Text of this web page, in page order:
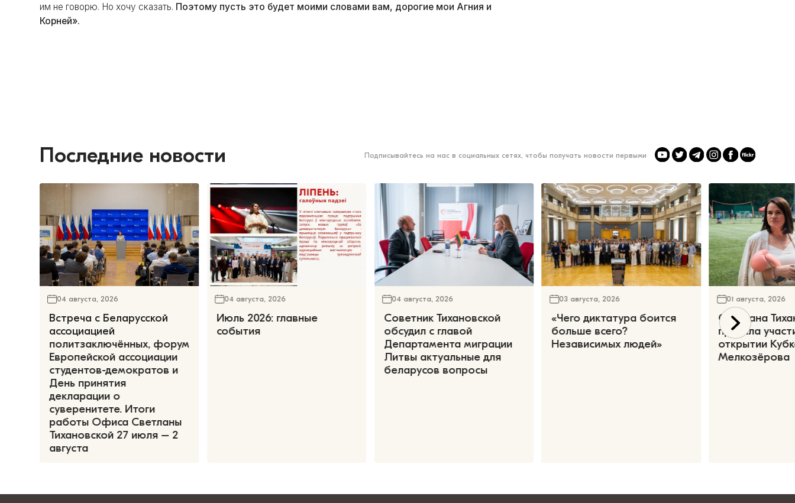
им не говорю. Но хочу сказать. Поэтому пусть это будет моими словами вам, дорогие мои Агния и
Корней».
Последние новости Подписывайтесь на нас в социальных сетях, чтобы получать новости первыми
04 августа, 2026
Встреча с Беларусской
ассоциацией
политзаключённых, форум
Европейской ассоциации
студентов-демократов и
День принятия
декларации о
суверенитете. Итоги
работы Офиса Светланы
Тихановской 27 июля – 2
августа
04 августа, 2026
Июль 2026: главные
события
04 августа, 2026
Советник Тихановской
обсудил с главой
Департамента миграции
Литвы актуальные для
беларусов вопросы
03 августа, 2026
«Чего диктатура боится
больше всего?
Независимых людей»
01 августа, 2026
Светлана
приняла
открытии
Мелкозёрова